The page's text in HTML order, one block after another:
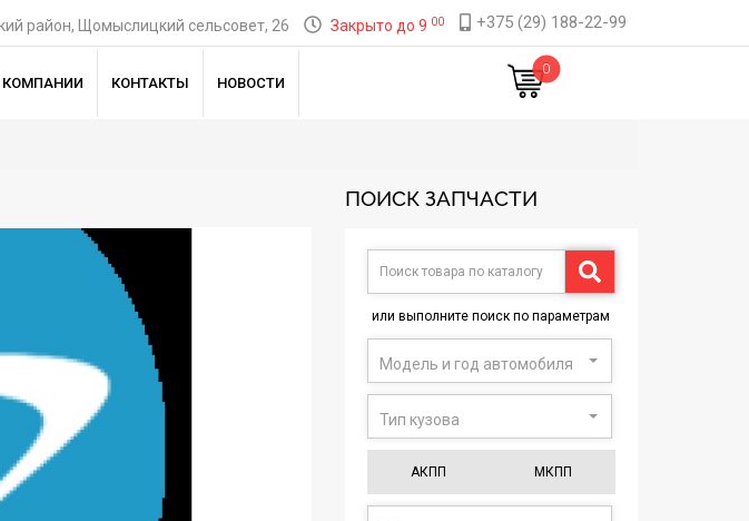
район, Щомыслицкий сельсовет, 26 Закрыто до 9 00 +375 (29) 188-22-99
КОМПАНИИ КОНТАКТЫ НОВОСТИ
0
ПОИСК ЗАПЧАСТИ
или выполните поиск по параметрам
Модель и год автомобиля
Тип кузова
АКПП МКПП